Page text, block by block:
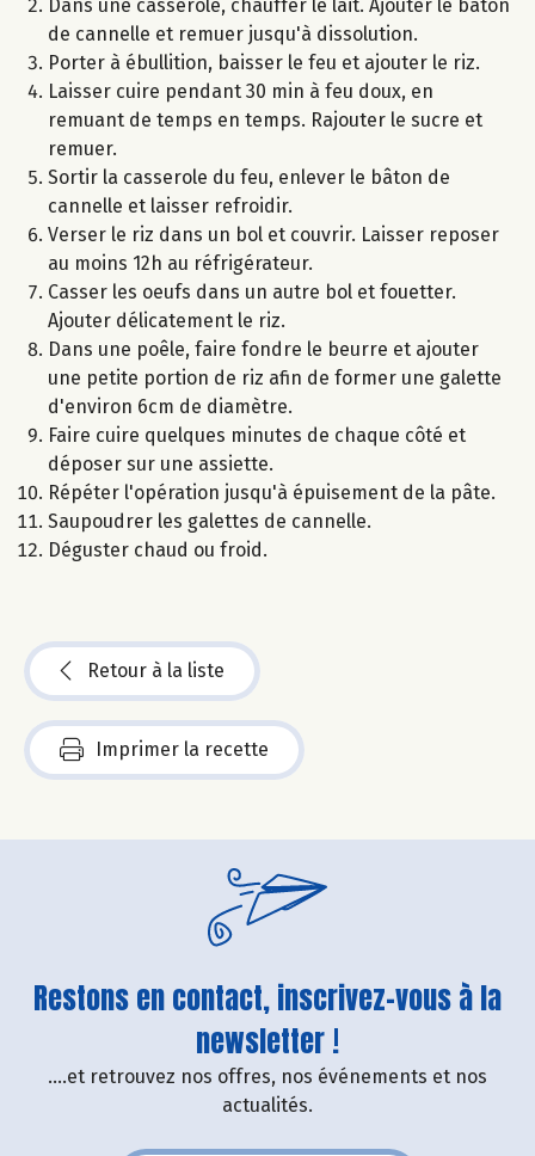
Dans une casserole, chauffer le lait. Ajouter le bâton
de cannelle et remuer jusqu'à dissolution.
Porter à ébullition, baisser le feu et ajouter le riz.
Laisser cuire pendant 30 min à feu doux, en
remuant de temps en temps. Rajouter le sucre et
remuer.
Sortir la casserole du feu, enlever le bâton de
cannelle et laisser refroidir.
Verser le riz dans un bol et couvrir. Laisser reposer
au moins 12h au réfrigérateur.
Casser les oeufs dans un autre bol et fouetter.
Ajouter délicatement le riz.
Dans une poêle, faire fondre le beurre et ajouter
une petite portion de riz afin de former une galette
d'environ 6cm de diamètre.
Faire cuire quelques minutes de chaque côté et
déposer sur une assiette.
Répéter l'opération jusqu'à épuisement de la pâte.
Saupoudrer les galettes de cannelle.
Déguster chaud ou froid.
Retour à la liste
Imprimer la recette
Restons en contact, inscrivez-vous à la
newsletter !
....et retrouvez nos offres, nos événements et nos
actualités.